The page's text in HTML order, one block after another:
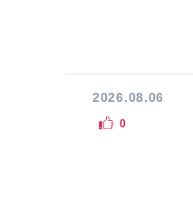
2026.08.06
0